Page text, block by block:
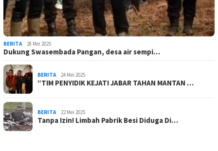
BERITA 28 Mei 2025
Dukung Swasembada Pangan, desa air sempi…
BERITA 24 Mei 2025
“TIM PENYIDIK KEJATI JABAR TAHAN MANTAN …
BERITA 22 Mei 2025
Tanpa Izin! Limbah Pabrik Besi Diduga Di…